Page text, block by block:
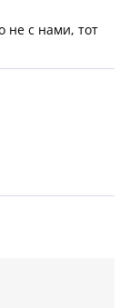
не с нами, тот